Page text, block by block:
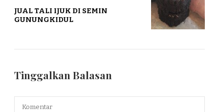
JUAL TALI IJUK DI SEMIN
GUNUNGKIDUL
Tinggalkan Balasan